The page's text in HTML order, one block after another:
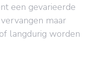
een gevarieerde
maar
langdurig worden